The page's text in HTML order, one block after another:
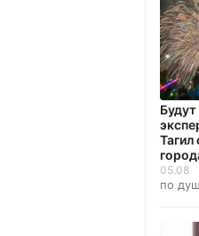
Тагил
05.08
по